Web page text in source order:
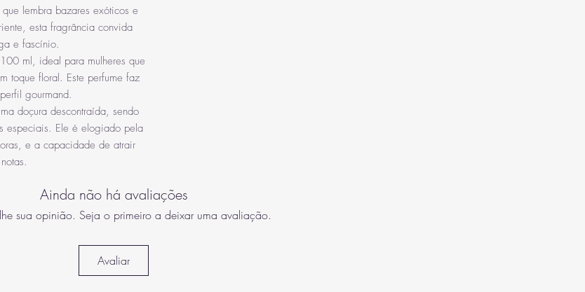
lembra bazares exóticos e
esta fragrância convida
e fascínio.
ml, ideal para mulheres que
toque floral. Este perfume faz
gourmand.
doçura descontraída, sendo
especiais. Ele é elogiado pela
e a capacidade de atrair
Ainda não há avaliações
sua opinião. Seja o primeiro a deixar uma avaliação.
Avaliar